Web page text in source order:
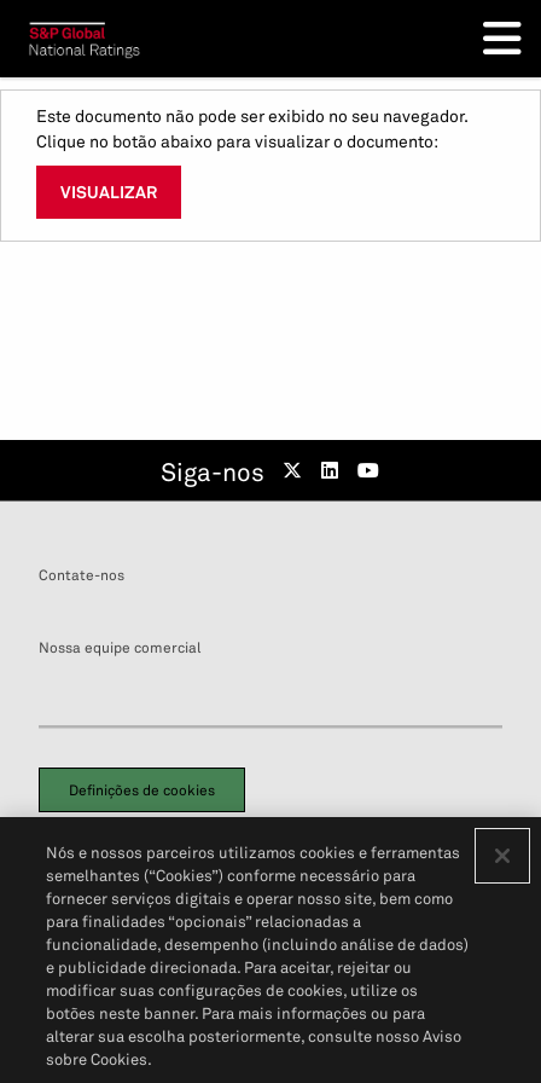
Este documento não pode ser exibido no seu navegador.
Clique no botão abaixo para visualizar o documento:
VISUALIZAR
Siga-nos
Contate-nos
Nossa equipe comercial
Definições de cookies
Política de PrivacidadePortal de privacidade do cliente (em inglês)
Não Venda Minhas Informações Pessoais© 2026 S&P Global
Nós e nossos parceiros utilizamos cookies e ferramentas
semelhantes (“Cookies”) conforme necessário para
fornecer serviços digitais e operar nosso site, bem como
para finalidades “opcionais” relacionadas a
funcionalidade, desempenho (incluindo análise de dados)
e publicidade direcionada. Para aceitar, rejeitar ou
modificar suas configurações de cookies, utilize os
botões neste banner. Para mais informações ou para
alterar sua escolha posteriormente, consulte nosso Aviso
sobre Cookies.